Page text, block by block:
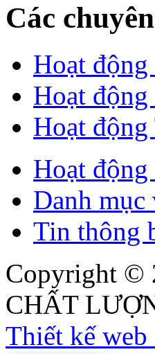
Các
Hoạt
Hoạt
Hoạt
Hoạt
Danh mục
Tin thông
Copyright ©
CHẤT
Thiết kế